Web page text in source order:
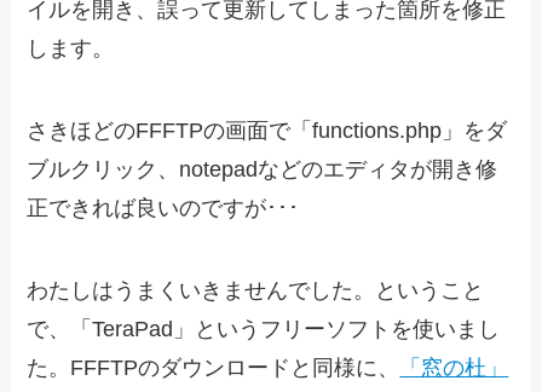
イルを開き、誤って更新してしまった箇所を修正
します。
さきほどのFFFTPの画面で「functions.php」をダ
ブルクリック、notepadなどのエディタが開き修
正できれば良いのですが･･･
わたしはうまくいきませんでした。ということ
で、「TeraPad」というフリーソフトを使いまし
た。FFFTPのダウンロードと同様に、
「窓の杜」